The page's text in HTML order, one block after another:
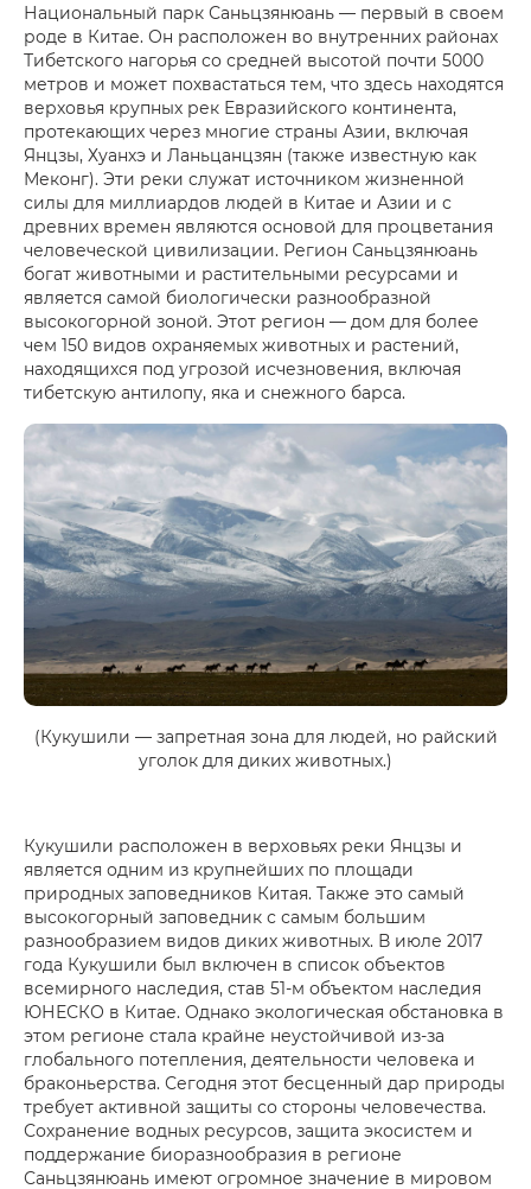
Национальный парк Саньцзянюань — первый в своем
роде в Китае. Он расположен во внутренних районах
Тибетского нагорья со средней высотой почти 5000
метров и может похвастаться тем, что здесь находятся
верховья крупных рек Евразийского континента,
протекающих через многие страны Азии, включая
Янцзы, Хуанхэ и Ланьцанцзян (также известную как
Меконг). Эти реки служат источником жизненной
силы для миллиардов людей в Китае и Азии и с
древних времен являются основой для процветания
человеческой цивилизации. Регион Саньцзянюань
богат животными и растительными ресурсами и
является самой биологически разнообразной
высокогорной зоной. Этот регион — дом для более
чем 150 видов охраняемых животных и растений,
находящихся под угрозой исчезновения, включая
тибетскую антилопу, яка и снежного барса.
(Кукушили — запретная зона для людей, но райский
уголок для диких животных.)
Кукушили расположен в верховьях реки Янцзы и
является одним из крупнейших по площади
природных заповедников Китая. Также это самый
высокогорный заповедник с самым большим
разнообразием видов диких животных. В июле 2017
года Кукушили был включен в список объектов
всемирного наследия, став 51-м объектом наследия
ЮНЕСКО в Китае. Однако экологическая обстановка в
этом регионе стала крайне неустойчивой из-за
глобального потепления, деятельности человека и
браконьерства. Сегодня этот бесценный дар природы
требует активной защиты со стороны человечества.
Сохранение водных ресурсов, защита экосистем и
поддержание биоразнообразия в регионе
Саньцзянюань имеют огромное значение в мировом